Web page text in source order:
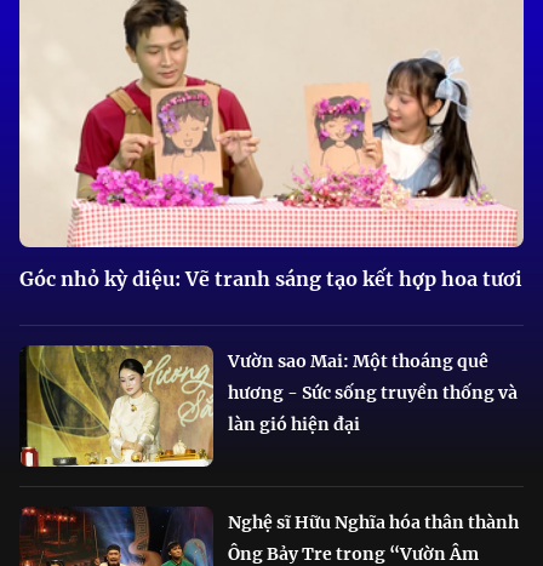
Góc nhỏ kỳ diệu: Vẽ tranh sáng tạo kết hợp hoa tươi
Vườn sao Mai: Một thoáng quê
hương - Sức sống truyền thống và
làn gió hiện đại
Nghệ sĩ Hữu Nghĩa hóa thân thành
Ông Bảy Tre trong “Vườn Âm